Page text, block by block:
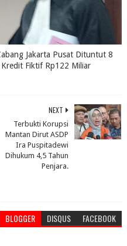
Jakarta Pusat Dituntut 8
Fiktif Rp122 Miliar
NEXT
Terbukti Korupsi
Mantan Dirut ASDP
Ira Puspitadewi
Dihukum 4,5 Tahun
Penjara.
BLOGGER DISQUS FACEBOOK